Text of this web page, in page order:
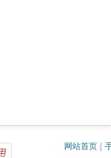
网站首页